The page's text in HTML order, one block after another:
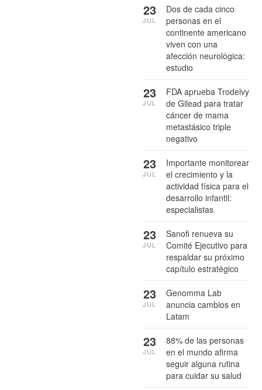
Dos de cada cinco
personas en el
continente americano
viven con una
afección neurológica:
estudio
23
JUL
FDA aprueba Trodelvy
de Gilead para tratar
cáncer de mama
metastásico triple
negativo
23
JUL
Importante monitorear
el crecimiento y la
actividad física para el
desarrollo infantil:
especialistas
23
JUL
Sanofi renueva su
Comité Ejecutivo para
respaldar su próximo
capítulo estratégico
23
JUL
Genomma Lab
anuncia cambios en
Latam
23
JUL
88% de las personas
en el mundo afirma
seguir alguna rutina
para cuidar su salud
23
JUL